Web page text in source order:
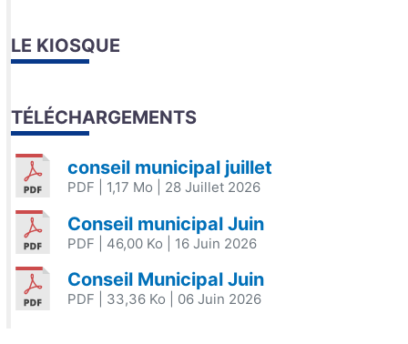
LE KIOSQUE
TÉLÉCHARGEMENTS
conseil municipal juillet
PDF | 1,17 Mo | 28 Juillet 2026
Conseil municipal Juin
PDF | 46,00 Ko | 16 Juin 2026
Conseil Municipal Juin
PDF | 33,36 Ko | 06 Juin 2026